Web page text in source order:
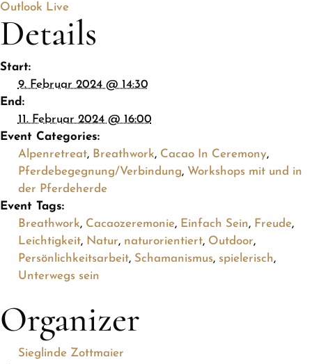
Outlook Live
Details
Start:
9. Februar 2024 @ 14:30
End:
11. Februar 2024 @ 16:00
Event Categories:
Alpenretreat, Breathwork, Cacao In Ceremony,
Pferdebegegnung/Verbindung, Workshops mit und in
der Pferdeherde
Event Tags:
Breathwork, Cacaozeremonie, Einfach Sein, Freude,
Leichtigkeit, Natur, naturorientiert, Outdoor,
Persönlichkeitsarbeit, Schamanismus, spielerisch,
Unterwegs sein
Organizer
Sieglinde Zottmaier